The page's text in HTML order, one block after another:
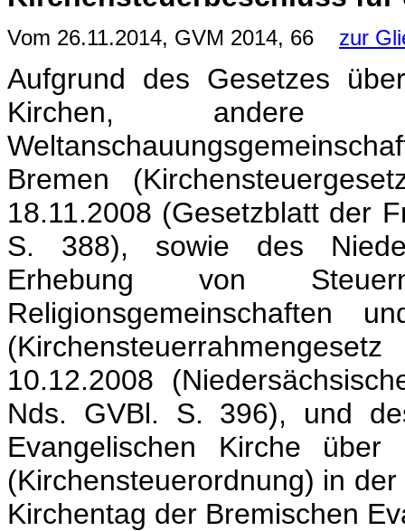
Vom 26.11.2014, GVM 2014, 66 zur
Aufgrund des Gesetzes
Kirchen, andere
Bremen
18.11.2008 (Gesetzblatt der
S. 388), sowie des
Erhebung von
Religionsgemeinschaften
10.12.2008
Nds. GVBl. S. 396), und
Evangelischen Kirche
(Kirchensteuerordnung) in
Kirchentag der Bremischen